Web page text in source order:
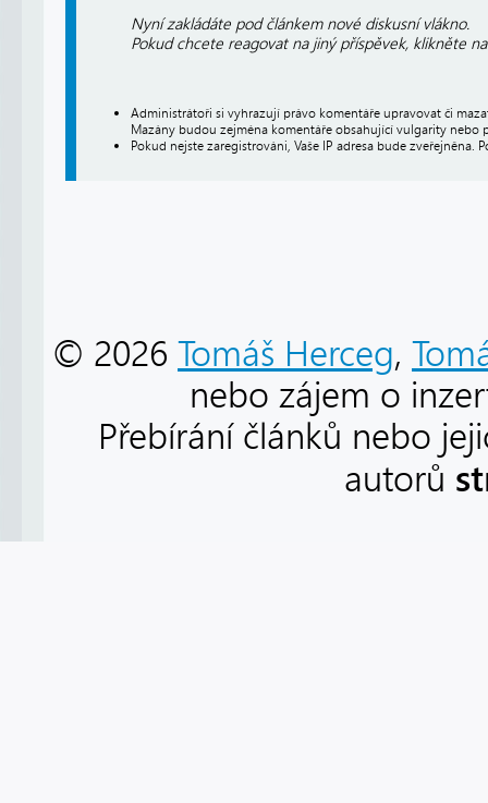
Nyní zakládáte pod článkem nové diskusní vlákno.
Pokud chcete reagovat na jiný příspěvek, klikněte
Administrátoři si vyhrazují právo komentáře upravovat či
Mazány budou zejména komentáře obsahující vulgarity nebo
Pokud nejste zaregistrováni, Vaše IP adresa bude
© 2026 Tomáš Herceg,
nebo zájem o
Přebírání článků nebo
autorů